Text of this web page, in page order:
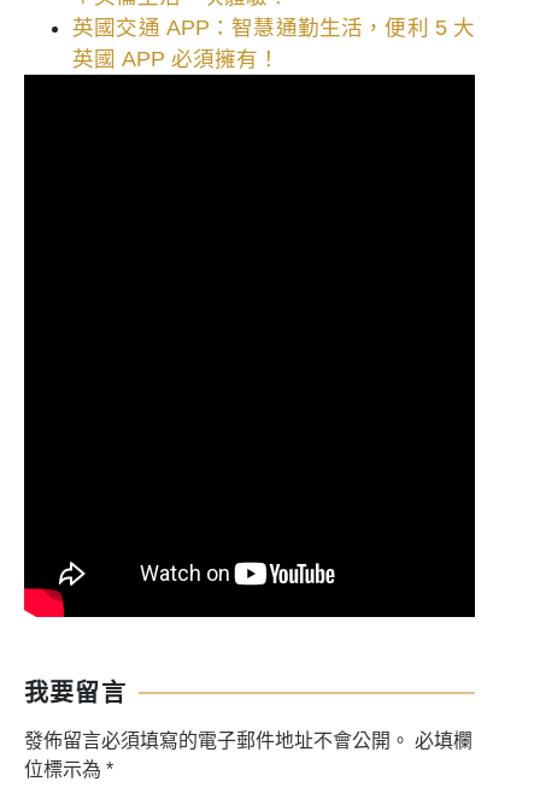
英國交通 APP：智慧通勤生活，便利 5 大
英國 APP 必須擁有！
我要留言
發佈留言必須填寫的電子郵件地址不會公開。 必填欄
位標示為 *